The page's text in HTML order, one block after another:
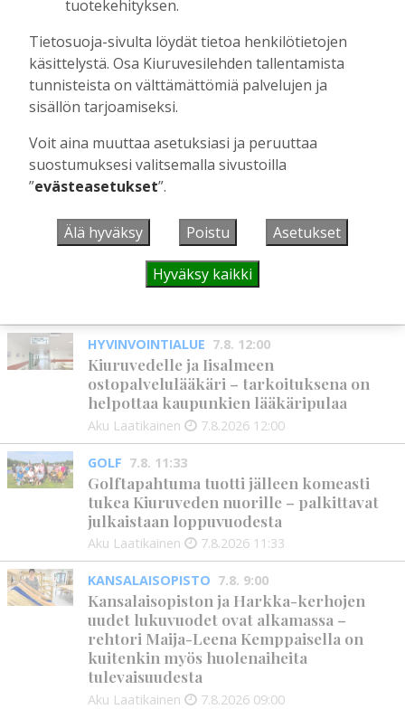
Mikko Remes täyttää 50 vuotta – vaikka
villitystäkin on havaittavissa, sanoo
syntymäpäiväsankari oppineensa myös
hölläämään vauhtia
Tilaajille
Aku Laatikainen 5.8.2026 09:00
UUSIMMAT
MIELIPIDE 7.8. 12:26
Terveisiä eduskuntaan
HYVINVOINTIALUE 7.8. 12:00
Kiuruvedelle ja Iisalmeen
ostopalvelulääkäri – tarkoituksena on
helpottaa kaupunkien lääkäripulaa
Aku Laatikainen 7.8.2026 12:00
GOLF 7.8. 11:33
Golftapahtuma tuotti jälleen komeasti
tukea Kiuruveden nuorille – palkittavat
julkaistaan loppuvuodesta
Aku Laatikainen 7.8.2026 11:33
KANSALAISOPISTO 7.8. 9:00
Kansalaisopiston ja Harkka-kerhojen
uudet lukuvuodet ovat alkamassa –
rehtori Maija-Leena Kemppaisella on
kuitenkin myös huolenaiheita
tulevaisuudesta
Aku Laatikainen 7.8.2026 09:00
tuotekehityksen.
Tietosuoja-sivulta löydät tietoa henkilötietojen
käsittelystä. Osa Kiuruvesilehden tallentamista
tunnisteista on välttämättömiä palvelujen ja
sisällön tarjoamiseksi.
Voit aina muuttaa asetuksiasi ja peruuttaa
suostumuksesi valitsemalla sivustoilla
”evästeasetukset”.
Älä hyväksy Poistu Asetukset
Hyväksy kaikki